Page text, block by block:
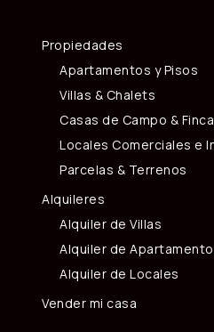
Propiedades
Apartamentos y Pisos
Villas & Chalets
Casas de Campo &
Locales Comerciales e
Parcelas & Terrenos
Alquileres
Alquiler de Villas
Alquiler de
Alquiler de Locales
Vender mi casa